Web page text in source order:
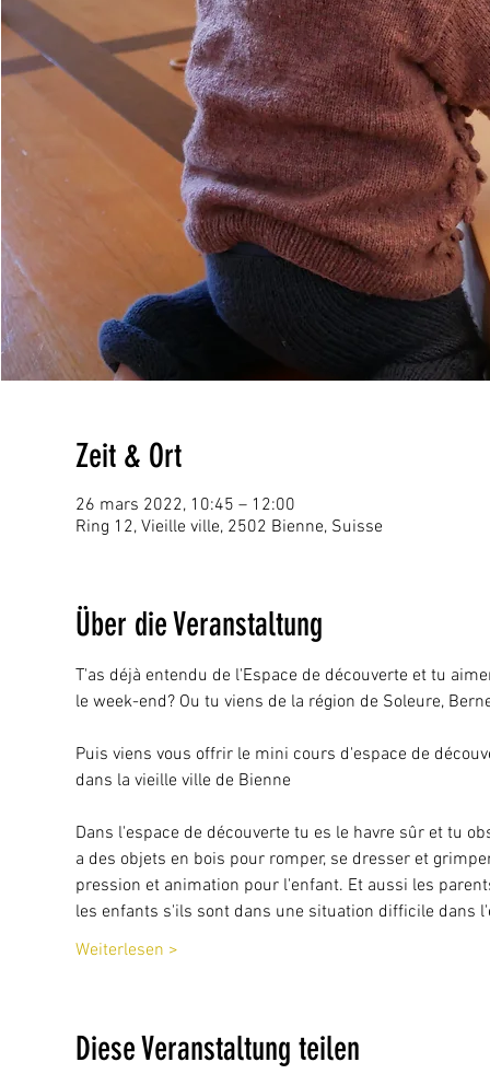
Zeit & Ort
26 mars 2022, 10:45 – 12:00
Ring 12, Vieille ville, 2502 Bienne, Suisse
Über die Veranstaltung
T'as déjà entendu de l'Espace de découverte et tu
le week-end? Ou tu viens de la région de Soleure,
Puis viens vous offrir le mini cours d'espace de
dans la vieille ville de Bienne
Dans l'espace de découverte tu es le havre sûr et tu
a des objets en bois pour romper, se dresser et
pression et animation pour l'enfant. Et aussi les
les enfants s'ils sont dans une situation difficile dans
Weiterlesen >
Diese Veranstaltung teilen